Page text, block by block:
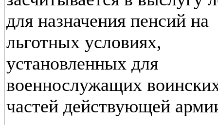
для назначения пенсий на
льготных условиях,
установленных для
военнослужащих
частей действующей